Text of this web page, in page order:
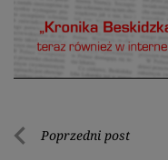
Nawigacja
Poprzedni post